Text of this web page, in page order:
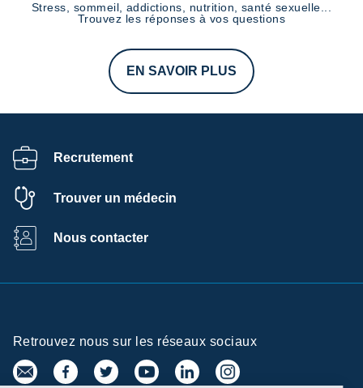
Stress, sommeil, addictions, nutrition, santé sexuelle...
Trouvez les réponses à vos questions
EN SAVOIR PLUS
Recrutement
Trouver un médecin
Nous contacter
Retrouvez nous sur les réseaux sociaux